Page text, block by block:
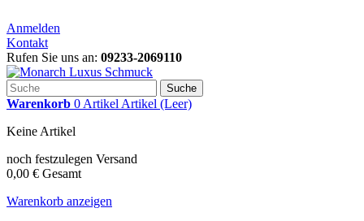
Anmelden
Kontakt
Rufen Sie uns an: 09233-2069110
Suche
Warenkorb 0 Artikel Artikel (Leer)
Keine Artikel
noch festzulegen Versand
0,00 € Gesamt
Warenkorb anzeigen